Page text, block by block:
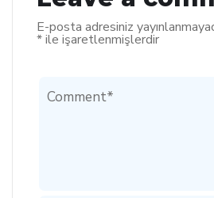
E-posta adresiniz
*ile işaretlenmişlerdir